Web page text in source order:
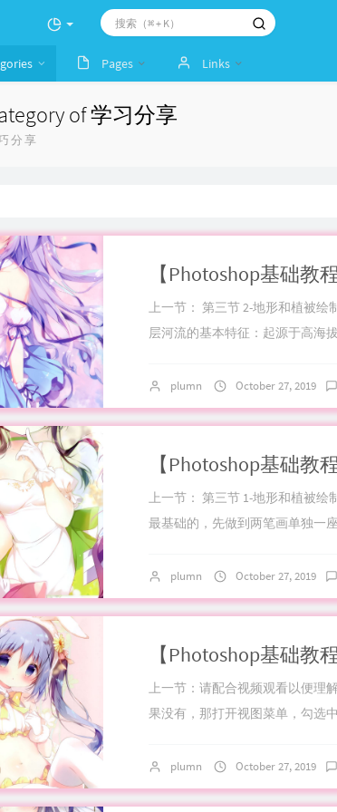
Pages Links
of 学习分享
分享
上一节： 第三节 2-地形和植被
层河流的基本特征：起源于高海
plumn October 27, 2019
上一节： 第三节 1-地形和植被
最基础的，先做到两笔画单独一
plumn October 27, 2019
上一节：请配合视频观看以便理
果没有，那打开视图菜单，勾选
plumn October 27, 2019